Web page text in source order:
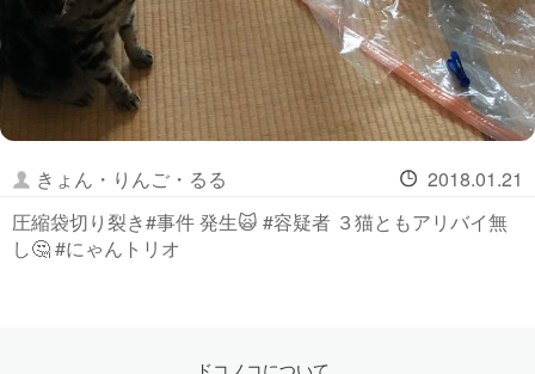
きょん・りんご・るる
2018.01.21
圧縮袋切り裂き#事件 発生🙀 #容疑者 ３猫ともアリバイ無
し🤔 #にゃんトリオ